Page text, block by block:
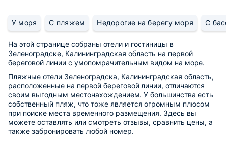
У моря С пляжем Недорогие на берегу моря С
На этой странице собраны отели и гостиницы в
Зеленоградске, Калининградская область на первой
береговой линии с умопомрачительным видом на море.
Пляжные отели Зеленоградска, Калининградская область,
расположенные на первой береговой линии, отличаются
своим выгодным местонахождением. У большинства есть
собственный пляж, что тоже является огромным плюсом
при поиске места временного размещения. Здесь вы
можете оставлять или смотреть отзывы, сравнить цены, а
также забронировать любой номер.